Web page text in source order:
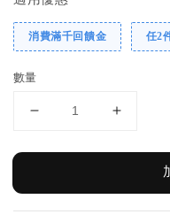
消費滿千回饋金 任2
數量